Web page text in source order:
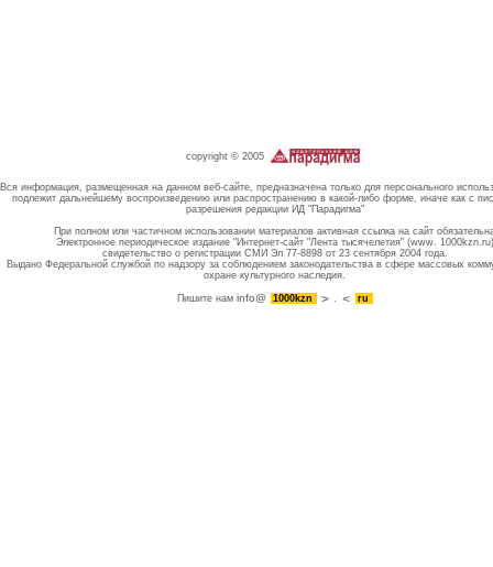
copyright © 2005
Вся информация, размещенная на данном веб-сайте, предназначена только для персонального
подлежит дальнейшему воспроизведению или распространению в какой-либо форме, иначе как с
разрешения редакции ИД "Парадигма"
При полном или частичном использовании материалов активная ссылка на сайт
Электронное периодическое издание "Интернет-сайт "Лента тысячелетия" (www. 1000kzn.ru)
свидетельство о регистрации СМИ Эл 77-8898 от 23 сентября 2004 года.
Выдано Федеральной службой по надзору за соблюдением законодательства в сфере массовых
охране культурного наследия.
Пишите намinfo@ 1000kzn . ru